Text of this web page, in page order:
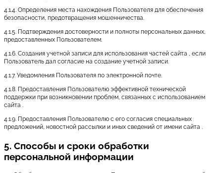
4.1.4. Определения места нахождения Пользователя для обеспечения
безопасности, предотвращения мошенничества.
4.1.5. Подтверждения достоверности и полноты персональных данных,
предоставленных Пользователем.
4.1.6. Создания учетной записи для использования частей сайта , если
Пользователь дал согласие на создание учетной записи.
4.1.7. Уведомления Пользователя по электронной почте.
4.1.8. Предоставления Пользователю эффективной технической
поддержки при возникновении проблем, связанных с использованием
сайта .
4.1.9. Предоставления Пользователю с его согласия специальных
предложений, новостной рассылки и иных сведений от имени сайта .
5. Способы и сроки обработки
персональной информации